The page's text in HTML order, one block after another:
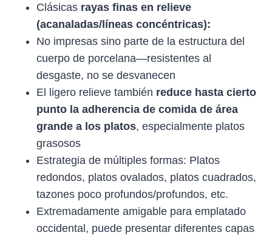
Clásicas rayas finas en relieve
(acanaladas/líneas concéntricas):
No impresas sino parte de la estructura del
cuerpo de porcelana—resistentes al
desgaste, no se desvanecen
El ligero relieve también reduce hasta cierto
punto la adherencia de comida de área
grande a los platos, especialmente platos
grasosos
Estrategia de múltiples formas: Platos
redondos, platos ovalados, platos cuadrados,
tazones poco profundos/profundos, etc.
Extremadamente amigable para emplatado
occidental, puede presentar diferentes capas